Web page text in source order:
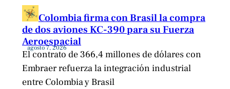
Colombia firma con Brasil la compra
de dos aviones KC-390 para su Fuerza
Aeroespacial
agosto 7, 2026
El contrato de 366,4 millones de dólares con
Embraer refuerza la integración industrial
entre Colombia y Brasil